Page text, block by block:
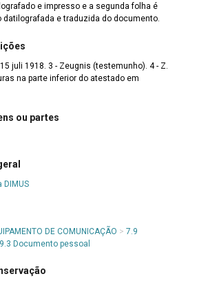
e impresso e a segunda folha é
e traduzida do documento.
juli 1918. 3 - Zeugnis (testemunho). 4 - Z.
na parte inferior do atestado em
ou partes
DIMUS
DE COMUNICAÇÃO > 7.9
Documento pessoal